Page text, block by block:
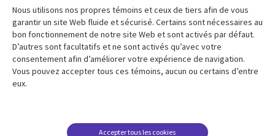
Salle de presse
Ressources
Articles
Études de cas
Support
Restrictions et
Social
Media
Global
FR
Nous utilisons nos propres témoins et ceux de tiers afin de vous
garantir un site Web fluide et sécurisé. Certains sont nécessaires au
bon fonctionnement de notre site Web et sont activés par défaut.
D’autres sont facultatifs et ne sont activés qu’avec votre
consentement afin d’améliorer votre expérience de navigation.
Vous pouvez accepter tous ces témoins, aucun ou certains d’entre
eux.
Accepter tous les cookies